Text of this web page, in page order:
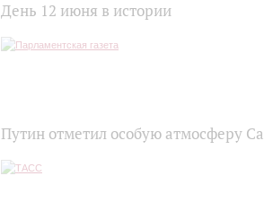
День 12 июня в истории
Путин отметил особую атмосферу